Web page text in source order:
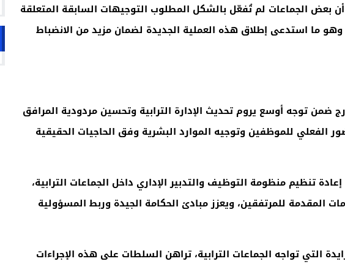
بعض الجماعات لم تُفعّل بالشكل المطلوب التوجيهات السابقة المتعلقة
وهو ما استدعى إطلاق هذه العملية الجديدة لضمان مزيد من الانضباط
ضمن توجه أوسع يروم تحديث الإدارة الترابية وتحسين مردودية المرافق
الفعلي للموظفين وتوجيه الموارد البشرية وفق الحاجيات الحقيقية
تنظيم منظومة التوظيف والتدبير الإداري داخل الجماعات الترابية،
المقدمة للمرتفقين، ويعزز مبادئ الحكامة الجيدة وربط المسؤولية
التي تواجه الجماعات الترابية، تراهن السلطات على هذه الإجراءات